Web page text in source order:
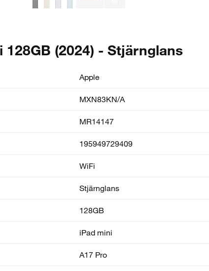
128GB (2024) - Stjärnglans
Apple
MXN83KN/A
MR14147
195949729409
WiFi
Stjärnglans
128GB
iPad mini
A17 Pro